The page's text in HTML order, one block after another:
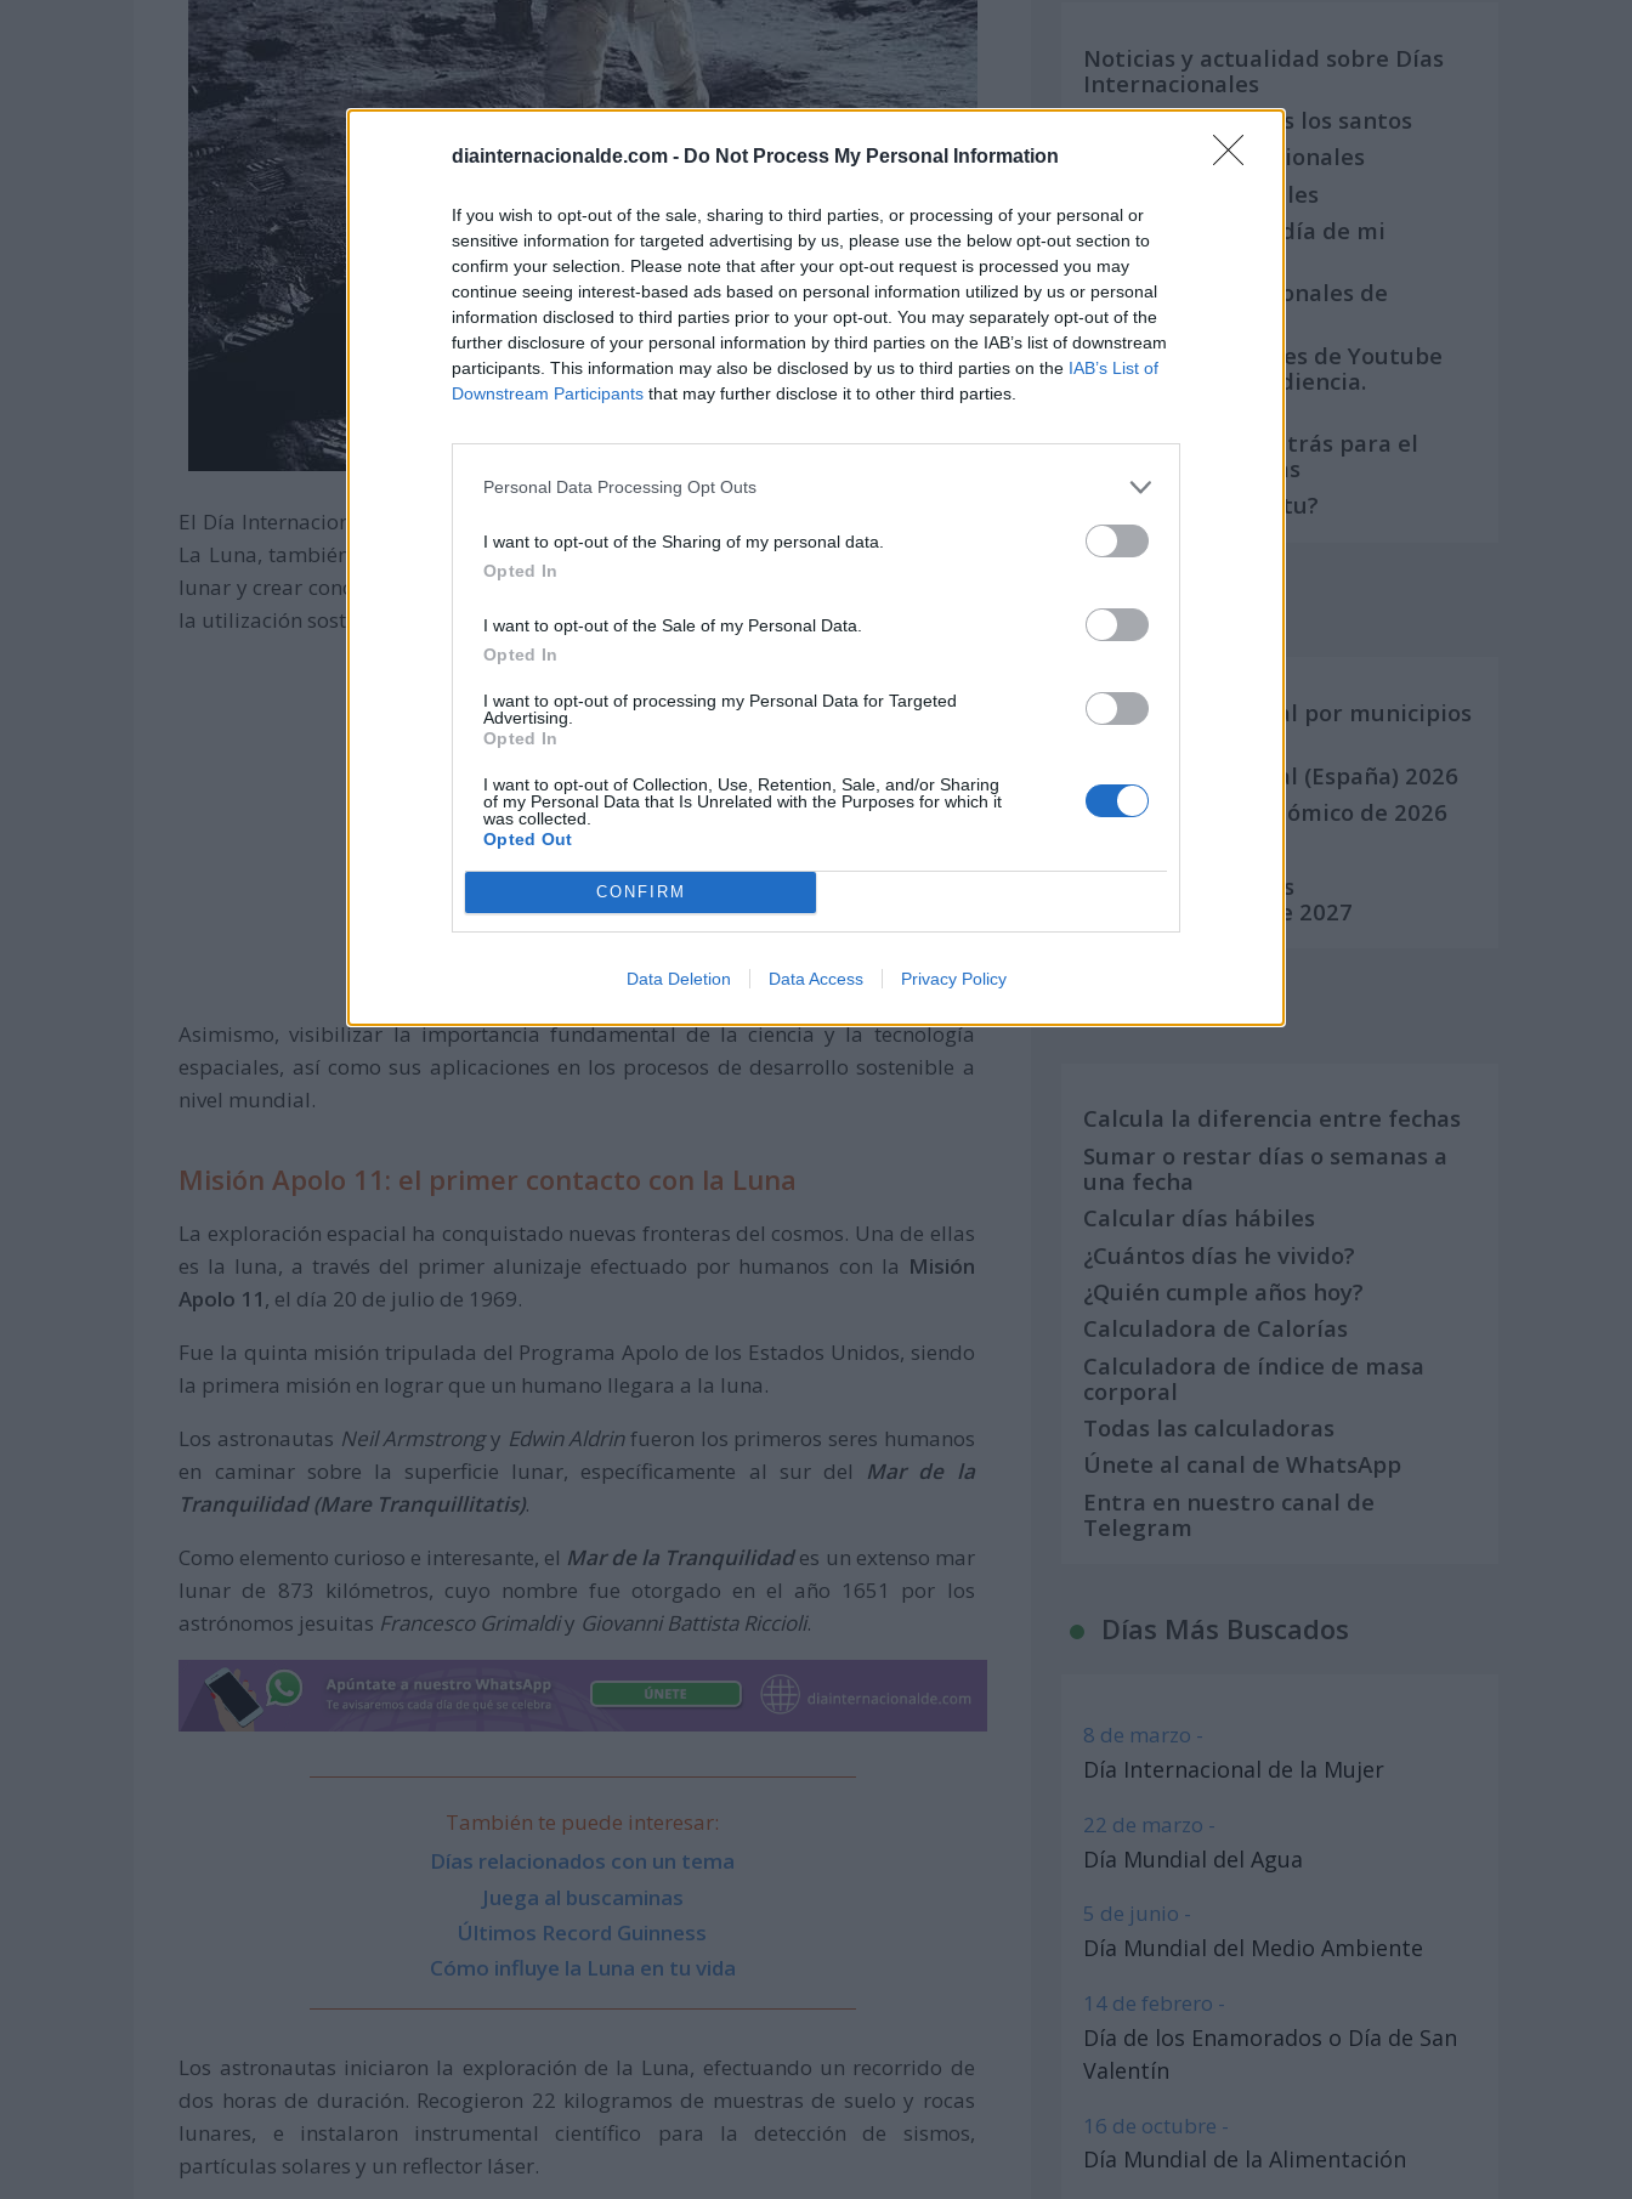
diainternacionalde.com - Do Not Process My Personal Information
If you wish to opt-out of the sale, sharing to third parties, or processing of your personal or
sensitive information for targeted advertising by us, please use the below opt-out section to
confirm your selection. Please note that after your opt-out request is processed you may
continue seeing interest-based ads based on personal information utilized by us or personal
information disclosed to third parties prior to your opt-out. You may separately opt-out of the
further disclosure of your personal information by third parties on the IAB’s list of downstream
participants. This information may also be disclosed by us to third parties on the IAB’s List of
Downstream Participants that may further disclose it to other third parties.
Personal Data Processing Opt Outs
I want to opt-out of the Sharing of my personal data.
Opted In
I want to opt-out of the Sale of my Personal Data.
Opted In
I want to opt-out of processing my Personal Data for Targeted
Advertising.
Opted In
I want to opt-out of Collection, Use, Retention, Sale, and/or Sharing
of my Personal Data that Is Unrelated with the Purposes for which it
was collected.
Opted Out
CONFIRM
Data Deletion Data Access Privacy Policy
El Día Internacional de La Luna, además de conmemorar la llegada del hombre a
La Luna, también busca celebrar los logros de todos los países en la exploración
lunar y crear conciencia pública sobre lo importante que es la exploración lunar y
la utilización sostenible de nuestro satélite.
Asimismo, visibilizar la importancia fundamental de la ciencia y la tecnología
espaciales, así como sus aplicaciones en los procesos de desarrollo sostenible a
nivel mundial.
Misión Apolo 11: el primer contacto con la Luna
La exploración espacial ha conquistado nuevas fronteras del cosmos. Una de ellas
es la luna, a través del primer alunizaje efectuado por humanos con la Misión
Apolo 11, el día 20 de julio de 1969.
Fue la quinta misión tripulada del Programa Apolo de los Estados Unidos, siendo
la primera misión en lograr que un humano llegara a la luna.
Los astronautas Neil Armstrongy Edwin Aldrinfueron los primeros seres humanos
en caminar sobre la superficie lunar, específicamente al sur del Mar de la
Tranquilidad (Mare Tranquillitatis).
Como elemento curioso e interesante, el Mar de la Tranquilidades un extenso mar
lunar de 873 kilómetros, cuyo nombre fue otorgado en el año 1651 por los
astrónomos jesuitas Francesco Grimaldiy Giovanni Battista Riccioli.
También te puede interesar:
Días relacionados con un tema
Juega al buscaminas
Últimos Record Guinness
Cómo influye la Luna en tu vida
Los astronautas iniciaron la exploración de la Luna, efectuando un recorrido de
dos horas de duración. Recogieron 22 kilogramos de muestras de suelo y rocas
lunares, e instalaron instrumental científico para la detección de sismos,
partículas solares y un reflector láser.
Noticias y actualidad sobre Días
Internacionales
Onomástica. Todos los santos
Semanas Internacionales
Años Internacionales
Qué se celebra el día de mi
cumpleaños
Eventos internacionales de
cultura
Los mejores canales de Youtube
según nuestra audiencia.
Crea una cuenta atrás para el
evento que quieras
¿Qué día crearías tu?
Calendarios
Calendario Laboral por municipios
Calendario Laboral (España) 2026
Calendario Astronómico de 2026
Calendario de Días
Internacionales de 2027
Calculadoras
Calcula la diferencia entre fechas
Sumar o restar días o semanas a
una fecha
Calcular días hábiles
¿Cuántos días he vivido?
¿Quién cumple años hoy?
Calculadora de Calorías
Calculadora de índice de masa
corporal
Todas las calculadoras
Únete al canal de WhatsApp
Entra en nuestro canal de
Telegram
Días Más Buscados
8 de marzo -
Día Internacional de la Mujer
22 de marzo -
Día Mundial del Agua
5 de junio -
Día Mundial del Medio Ambiente
14 de febrero -
Día de los Enamorados o Día de San
Valentín
16 de octubre -
Día Mundial de la Alimentación